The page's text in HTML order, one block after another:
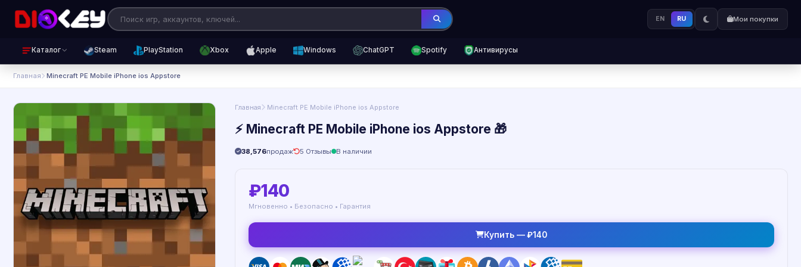
EN RU Мои покупки
Каталог Steam PlayStation Xbox Apple Windows ChatGPT Spotify Антивирусы
Главная ️ Minecraft PE Mobile iPhone ios Appstore
Главная ️ Minecraft PE Mobile iPhone ios Appstore
⚡️ Minecraft PE Mobile iPhone ios Appstore 🎁
38,576продаж 5 Отзывы В наличии
₽140
Мгновенно • Безопасно • Гарантия
Купить — ₽140